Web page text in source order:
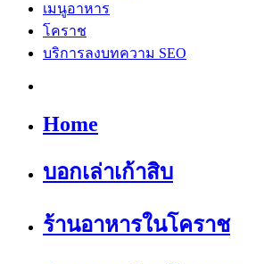
เมนูอาหาร
โคราช
บริการลงบทความ SEO
Home
บอกเล่าเก้าสิบ
ร้านอาหารในโคราช